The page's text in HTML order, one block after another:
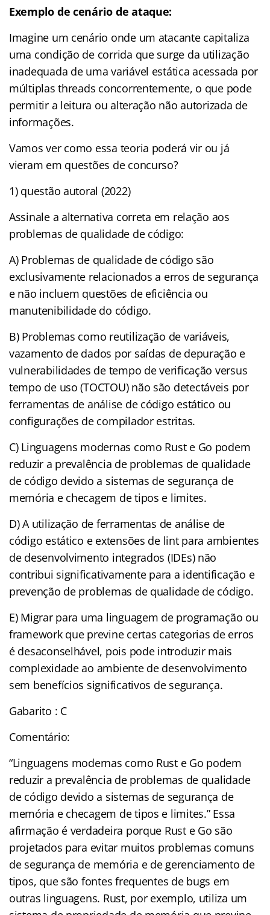
Exemplo de cenário de ataque:
Imagine um cenário onde um atacante capitaliza
uma condição de corrida que surge da utilização
inadequada de uma variável estática acessada por
múltiplas threads concorrentemente, o que pode
permitir a leitura ou alteração não autorizada de
informações.
Vamos ver como essa teoria poderá vir ou já
vieram em questões de concurso?
1) questão autoral (2022)
Assinale a alternativa correta em relação aos
problemas de qualidade de código:
A) Problemas de qualidade de código são
exclusivamente relacionados a erros de segurança
e não incluem questões de eficiência ou
manutenibilidade do código.
B) Problemas como reutilização de variáveis,
vazamento de dados por saídas de depuração e
vulnerabilidades de tempo de verificação versus
tempo de uso (TOCTOU) não são detectáveis por
ferramentas de análise de código estático ou
configurações de compilador estritas.
C) Linguagens modernas como Rust e Go podem
reduzir a prevalência de problemas de qualidade
de código devido a sistemas de segurança de
memória e checagem de tipos e limites.
D) A utilização de ferramentas de análise de
código estático e extensões de lint para ambientes
de desenvolvimento integrados (IDEs) não
contribui significativamente para a identificação e
prevenção de problemas de qualidade de código.
E) Migrar para uma linguagem de programação ou
framework que previne certas categorias de erros
é desaconselhável, pois pode introduzir mais
complexidade ao ambiente de desenvolvimento
sem benefícios significativos de segurança.
Gabarito : C
Comentário:
“Linguagens modernas como Rust e Go podem
reduzir a prevalência de problemas de qualidade
de código devido a sistemas de segurança de
memória e checagem de tipos e limites.” Essa
afirmação é verdadeira porque Rust e Go são
projetados para evitar muitos problemas comuns
de segurança de memória e de gerenciamento de
tipos, que são fontes frequentes de bugs em
outras linguagens. Rust, por exemplo, utiliza um